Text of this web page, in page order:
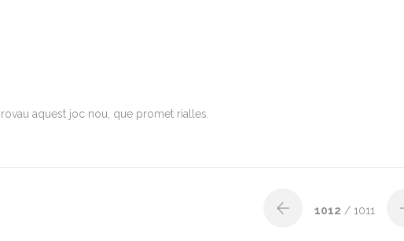
aquest joc nou, que promet rialles.
1012 / 1011